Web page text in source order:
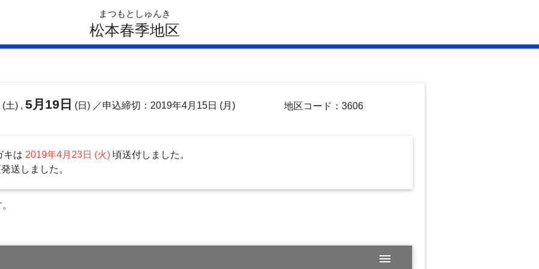
まつもとしゅんき
松本春季地区
(土) ,5月19日 (日) ／申込締切：2019年4月15日 (月) 地区コード：3606
キは 2019年4月23日 (火)頃送付しました。
送しました。
menu